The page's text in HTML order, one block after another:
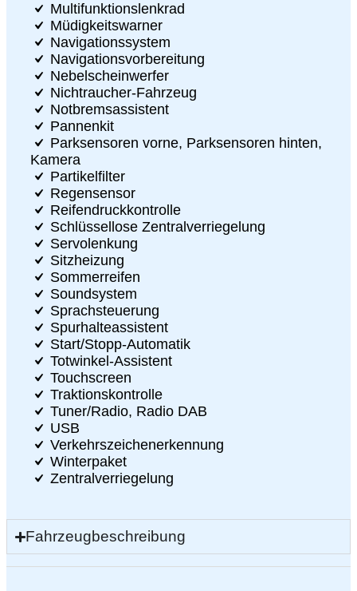
Multifunktionslenkrad
Müdigkeitswarner
Navigationssystem
Navigationsvorbereitung
Nebelscheinwerfer
Nichtraucher-Fahrzeug
Notbremsassistent
Pannenkit
Parksensoren vorne, Parksensoren hinten,
Kamera
Partikelfilter
Regensensor
Reifendruckkontrolle
Schlüssellose Zentralverriegelung
Servolenkung
Sitzheizung
Sommerreifen
Soundsystem
Sprachsteuerung
Spurhalteassistent
Start/Stopp-Automatik
Totwinkel-Assistent
Touchscreen
Traktionskontrolle
Tuner/Radio, Radio DAB
USB
Verkehrszeichenerkennung
Winterpaket
Zentralverriegelung
Fahrzeugbeschreibung